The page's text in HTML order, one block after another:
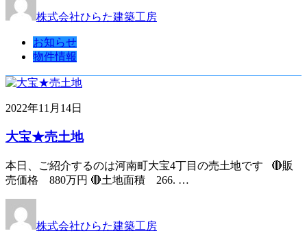
株式会社ひらた建築工房
お知らせ
物件情報
2022年11月14日
大宝★売土地
本日、ご紹介するのは河南町大宝4丁目の売土地です 🔴販
売価格 880万円 🔴土地面積 266. …
株式会社ひらた建築工房